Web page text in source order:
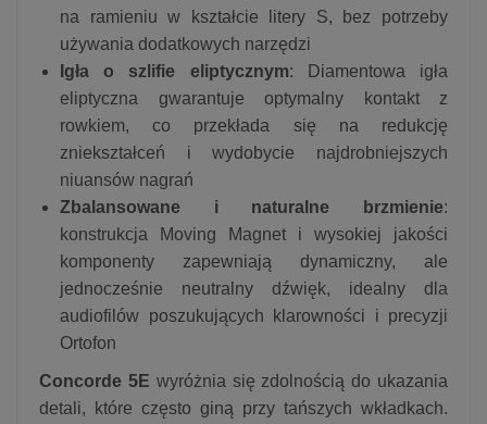
na ramieniu w kształcie litery S, bez potrzeby
używania dodatkowych narzędzi
Igła o szlifie eliptycznym: Diamentowa igła
eliptyczna gwarantuje optymalny kontakt z
rowkiem, co przekłada się na redukcję
zniekształceń i wydobycie najdrobniejszych
niuansów nagrań
Zbalansowane i naturalne brzmienie:
konstrukcja Moving Magnet i wysokiej jakości
komponenty zapewniają dynamiczny, ale
jednocześnie neutralny dźwięk, idealny dla
audiofilów poszukujących klarowności i precyzji
Ortofon
Concorde 5E wyróżnia się zdolnością do ukazania
detali, które często giną przy tańszych wkładkach.